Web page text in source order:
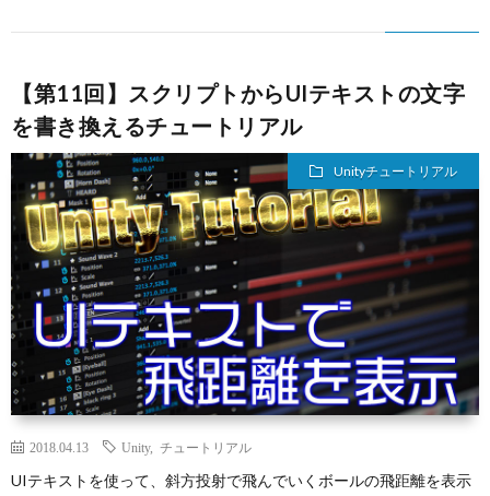
【第11回】スクリプトからUIテキストの文字
を書き換えるチュートリアル
Unityチュートリアル
2018.04.13 Unity, チュートリアル
UIテキストを使って、斜方投射で飛んでいくボールの飛距離を表示